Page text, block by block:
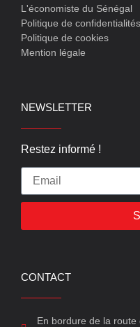
L'économiste du Sénégal
Politique de confidentialités
Politique de cookies
Mention légale
NEWSLETTER
Restez informé !
CONTACT
En bordure de la route